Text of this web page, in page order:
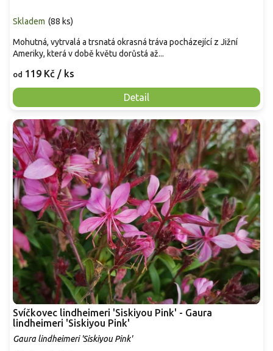
Skladem (88 ks)
od 119 Kč / ks
Detail
Mohutná, vytrvalá a trsnatá okrasná tráva pocházející z Jižní
Ameriky, která v době květu dorůstá až...
Svíčkovec lindheimeri 'Siskiyou Pink' - Gaura
lindheimeri 'Siskiyou Pink'
Gaura lindheimeri 'Siskiyou Pink'